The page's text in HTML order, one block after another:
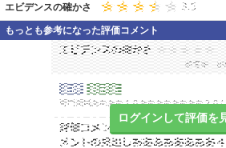
エビデンスの確かさ
もっとも参考になった評価コメント
ログインして評価を